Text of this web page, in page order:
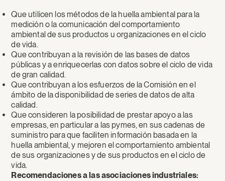
Que utilicen los métodos de la huella ambiental para la
medición o la comunicación del comportamiento
ambiental de sus productos u organizaciones en el ciclo
de vida.
Que contribuyan a la revisión de las bases de datos
públicas y a enriquecerlas con datos sobre el ciclo de vida
de gran calidad.
Que contribuyan a los esfuerzos de la Comisión en el
ámbito de la disponibilidad de series de datos de alta
calidad.
Que consideren la posibilidad de prestar apoyo a las
empresas, en particular a las pymes, en sus cadenas de
suministro para que faciliten información basada en la
huella ambiental, y mejoren el comportamiento ambiental
de sus organizaciones y de sus productos en el ciclo de
vida.
Recomendaciones a las asociaciones industriales: